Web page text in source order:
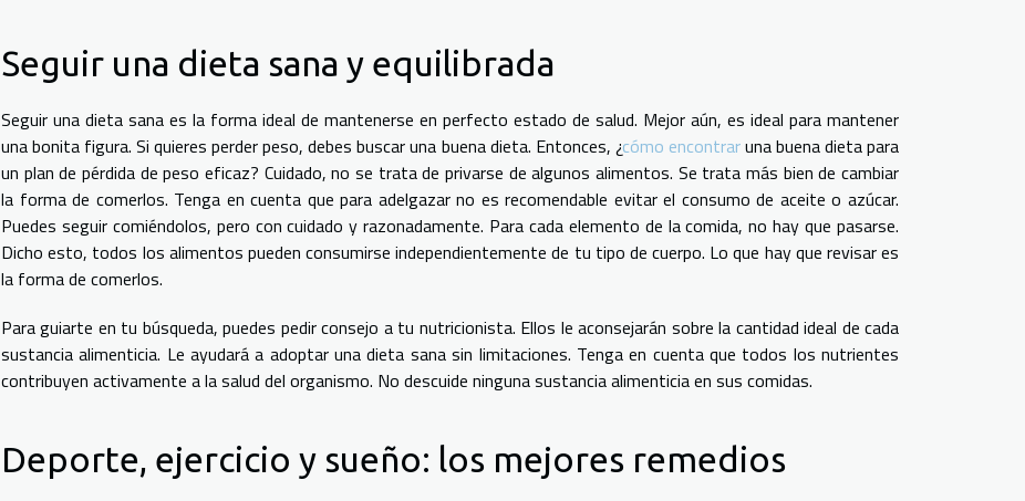
Seguir una dieta sana y equilibrada
Seguir una dieta sana es la forma ideal de mantenerse en perfecto estado de salud. Mejor aún, es ideal para mantener
una bonita figura. Si quieres perder peso, debes buscar una buena dieta. Entonces, ¿cómo encontraruna buena dieta para
un plan de pérdida de peso eficaz? Cuidado, no se trata de privarse de algunos alimentos. Se trata más bien de cambiar
la forma de comerlos. Tenga en cuenta que para adelgazar no es recomendable evitar el consumo de aceite o azúcar.
Puedes seguir comiéndolos, pero con cuidado y razonadamente. Para cada elemento de la comida, no hay que pasarse.
Dicho esto, todos los alimentos pueden consumirse independientemente de tu tipo de cuerpo. Lo que hay que revisar es
la forma de comerlos.
Para guiarte en tu búsqueda, puedes pedir consejo a tu nutricionista. Ellos le aconsejarán sobre la cantidad ideal de cada
sustancia alimenticia. Le ayudará a adoptar una dieta sana sin limitaciones. Tenga en cuenta que todos los nutrientes
contribuyen activamente a la salud del organismo. No descuide ninguna sustancia alimenticia en sus comidas.
Deporte, ejercicio y sueño: los mejores remedios